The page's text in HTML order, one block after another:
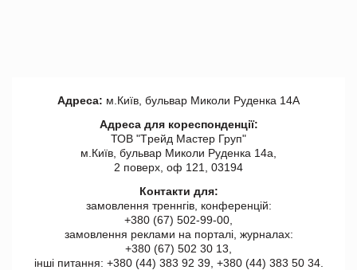
Адреса: м.Київ, бульвар Миколи Руденка 14А
Адреса для кореспонденції:
ТОВ "Tрейд Мастер Груп"
м.Київ, бульвар Миколи Руденка 14а,
2 поверх, оф 121, 03194
Контакти для:
замовлення треннгів, конференцій:
+380 (67) 502-99-00,
замовлення реклами на порталі, журналах:
+380 (67) 502 30 13,
інші питання: +380 (44) 383 92 39, +380 (44) 383 50 34.